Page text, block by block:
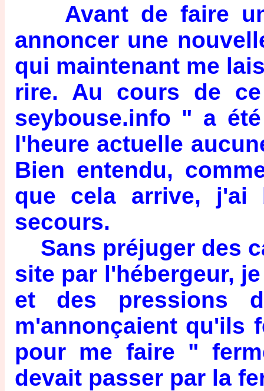
Avant de faire un
annoncer une
qui maintenant me
rire. Au cours de
seybouse.info " a
l'heure actuelle
Bien entendu,
que cela arrive, j'ai
secours.
Sans préjuger des
site par l'hébergeur,
et des pressions
m'annonçaient qu'ils
pour me faire "
devait passer par la